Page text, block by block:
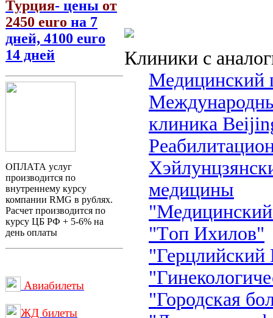
Турция- цены от
2450 euro на 7
дней, 4100 euro
14 дней
ОПЛАТА услуг
производится по
внутреннему курсу
компании RMG в рублях.
Расчет производится по
курсу ЦБ РФ + 5-6% на
день оплаты
Авиабилеты
ЖД билеты
Клиники с
Медицинский
клиника
медицины
"Tоп Ихилов"
"Городская